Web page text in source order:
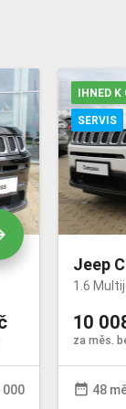
000
Jeep
1.6
10
za měs.
date_range 48
IHNED K
SERVIS